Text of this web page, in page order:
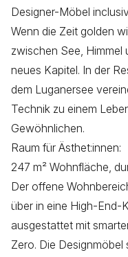
Designer-Möbel
Wenn die Zeit golden
zwischen See, Himmel
neues Kapitel. In der
dem Luganersee
Technik zu einem
Gewöhnlichen.
Raum für Ästhet:innen:
247 m² Wohnfläche,
Der offene
über in eine High-End-
ausgestattet mit
Zero. Die Designmöbel